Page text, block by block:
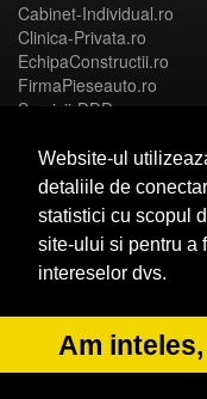
Website-ul
detaliile de
statistici cu scopul
site-ului si pentru a
intereselor dvs.
Am
Cabinet-Individual.ro
Clinica-Privata.ro
EchipaConstructii.ro
FirmaPieseauto.ro
Servicii-DDD.com
Birouri-Cadastru.ro
CramaVinuri.ro
FirmaTractariAuto.ro
© 2014 Powered by